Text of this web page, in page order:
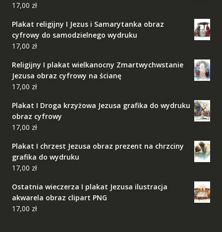
17,00 zł
Plakat religijny I Jezus i Samarytanka obraz
cyfrowy do samodzielnego wydruku
17,00 zł
Religijny I plakat wielkanocny Zmartwychwstanie
Jezusa obraz cyfrowy na ścianę
17,00 zł
Plakat I Droga krzyżowa Jezusa grafika do wydruku
obraz cyfrowy
17,00 zł
Plakat I chrzest Jezusa obraz prezent na chrzciny
grafika do wydruku
17,00 zł
Ostatnia wieczerza I plakat Jezusa ilustracja
akwarela obraz clipart PNG
17,00 zł